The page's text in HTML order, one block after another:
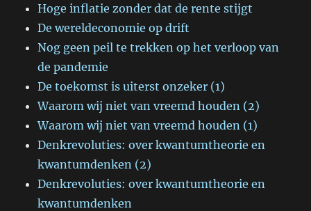
Hoge inflatie zonder dat de rente stijgt
De wereldeconomie op drift
Nog geen peil te trekken op het verloop van
de pandemie
De toekomst is uiterst onzeker (1)
Waarom wij niet van vreemd houden (2)
Waarom wij niet van vreemd houden (1)
Denkrevoluties: over kwantumtheorie en
kwantumdenken (2)
Denkrevoluties: over kwantumtheorie en
kwantumdenken